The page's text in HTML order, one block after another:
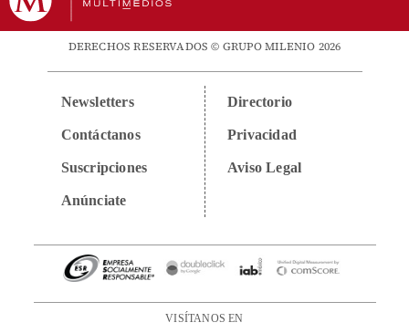
DERECHOS RESERVADOS © GRUPO MILENIO 2026
Newsletters
Contáctanos
Suscripciones
Anúnciate
Directorio
Privacidad
Aviso Legal
VISÍTANOS EN